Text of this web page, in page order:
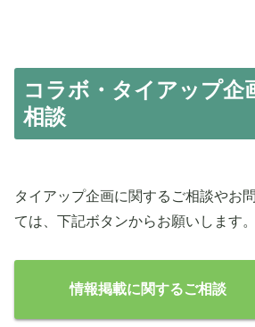
コラボ・タイアップ企
相談
タイアップ企画に関するご相談やお
ては、下記ボタンからお願いします。
情報掲載に関するご相談